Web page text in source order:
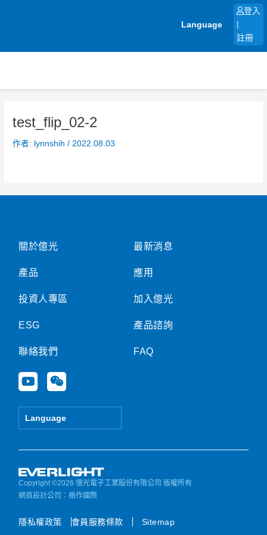
Language
登入
註冊
test_flip_02-2
作者: lynnshih/ 2022.08.03
關於億光
產品
投資人專區
ESG
聯絡我們
Y
o
u
e
W
e
i
Language
最新消息
應用
加入億光
產品諮詢
FAQ
Copyright ©2026 億光電子工業股份有限公司 版權所有
網頁設計公司 ：振作國際
隱私權政策 會員服務條款 Sitemap